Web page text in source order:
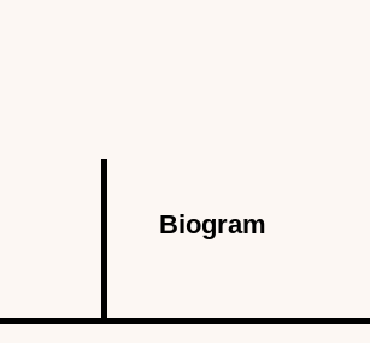
Biogram